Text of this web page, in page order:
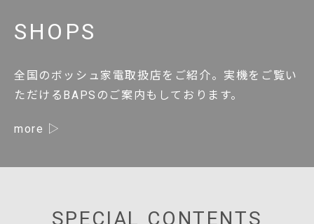
SHOPS
全国のボッシュ家電取扱店をご紹介。実機をご覧い
ただけるBAPSのご案内もしております。
more
SPECIAL CONTENTS